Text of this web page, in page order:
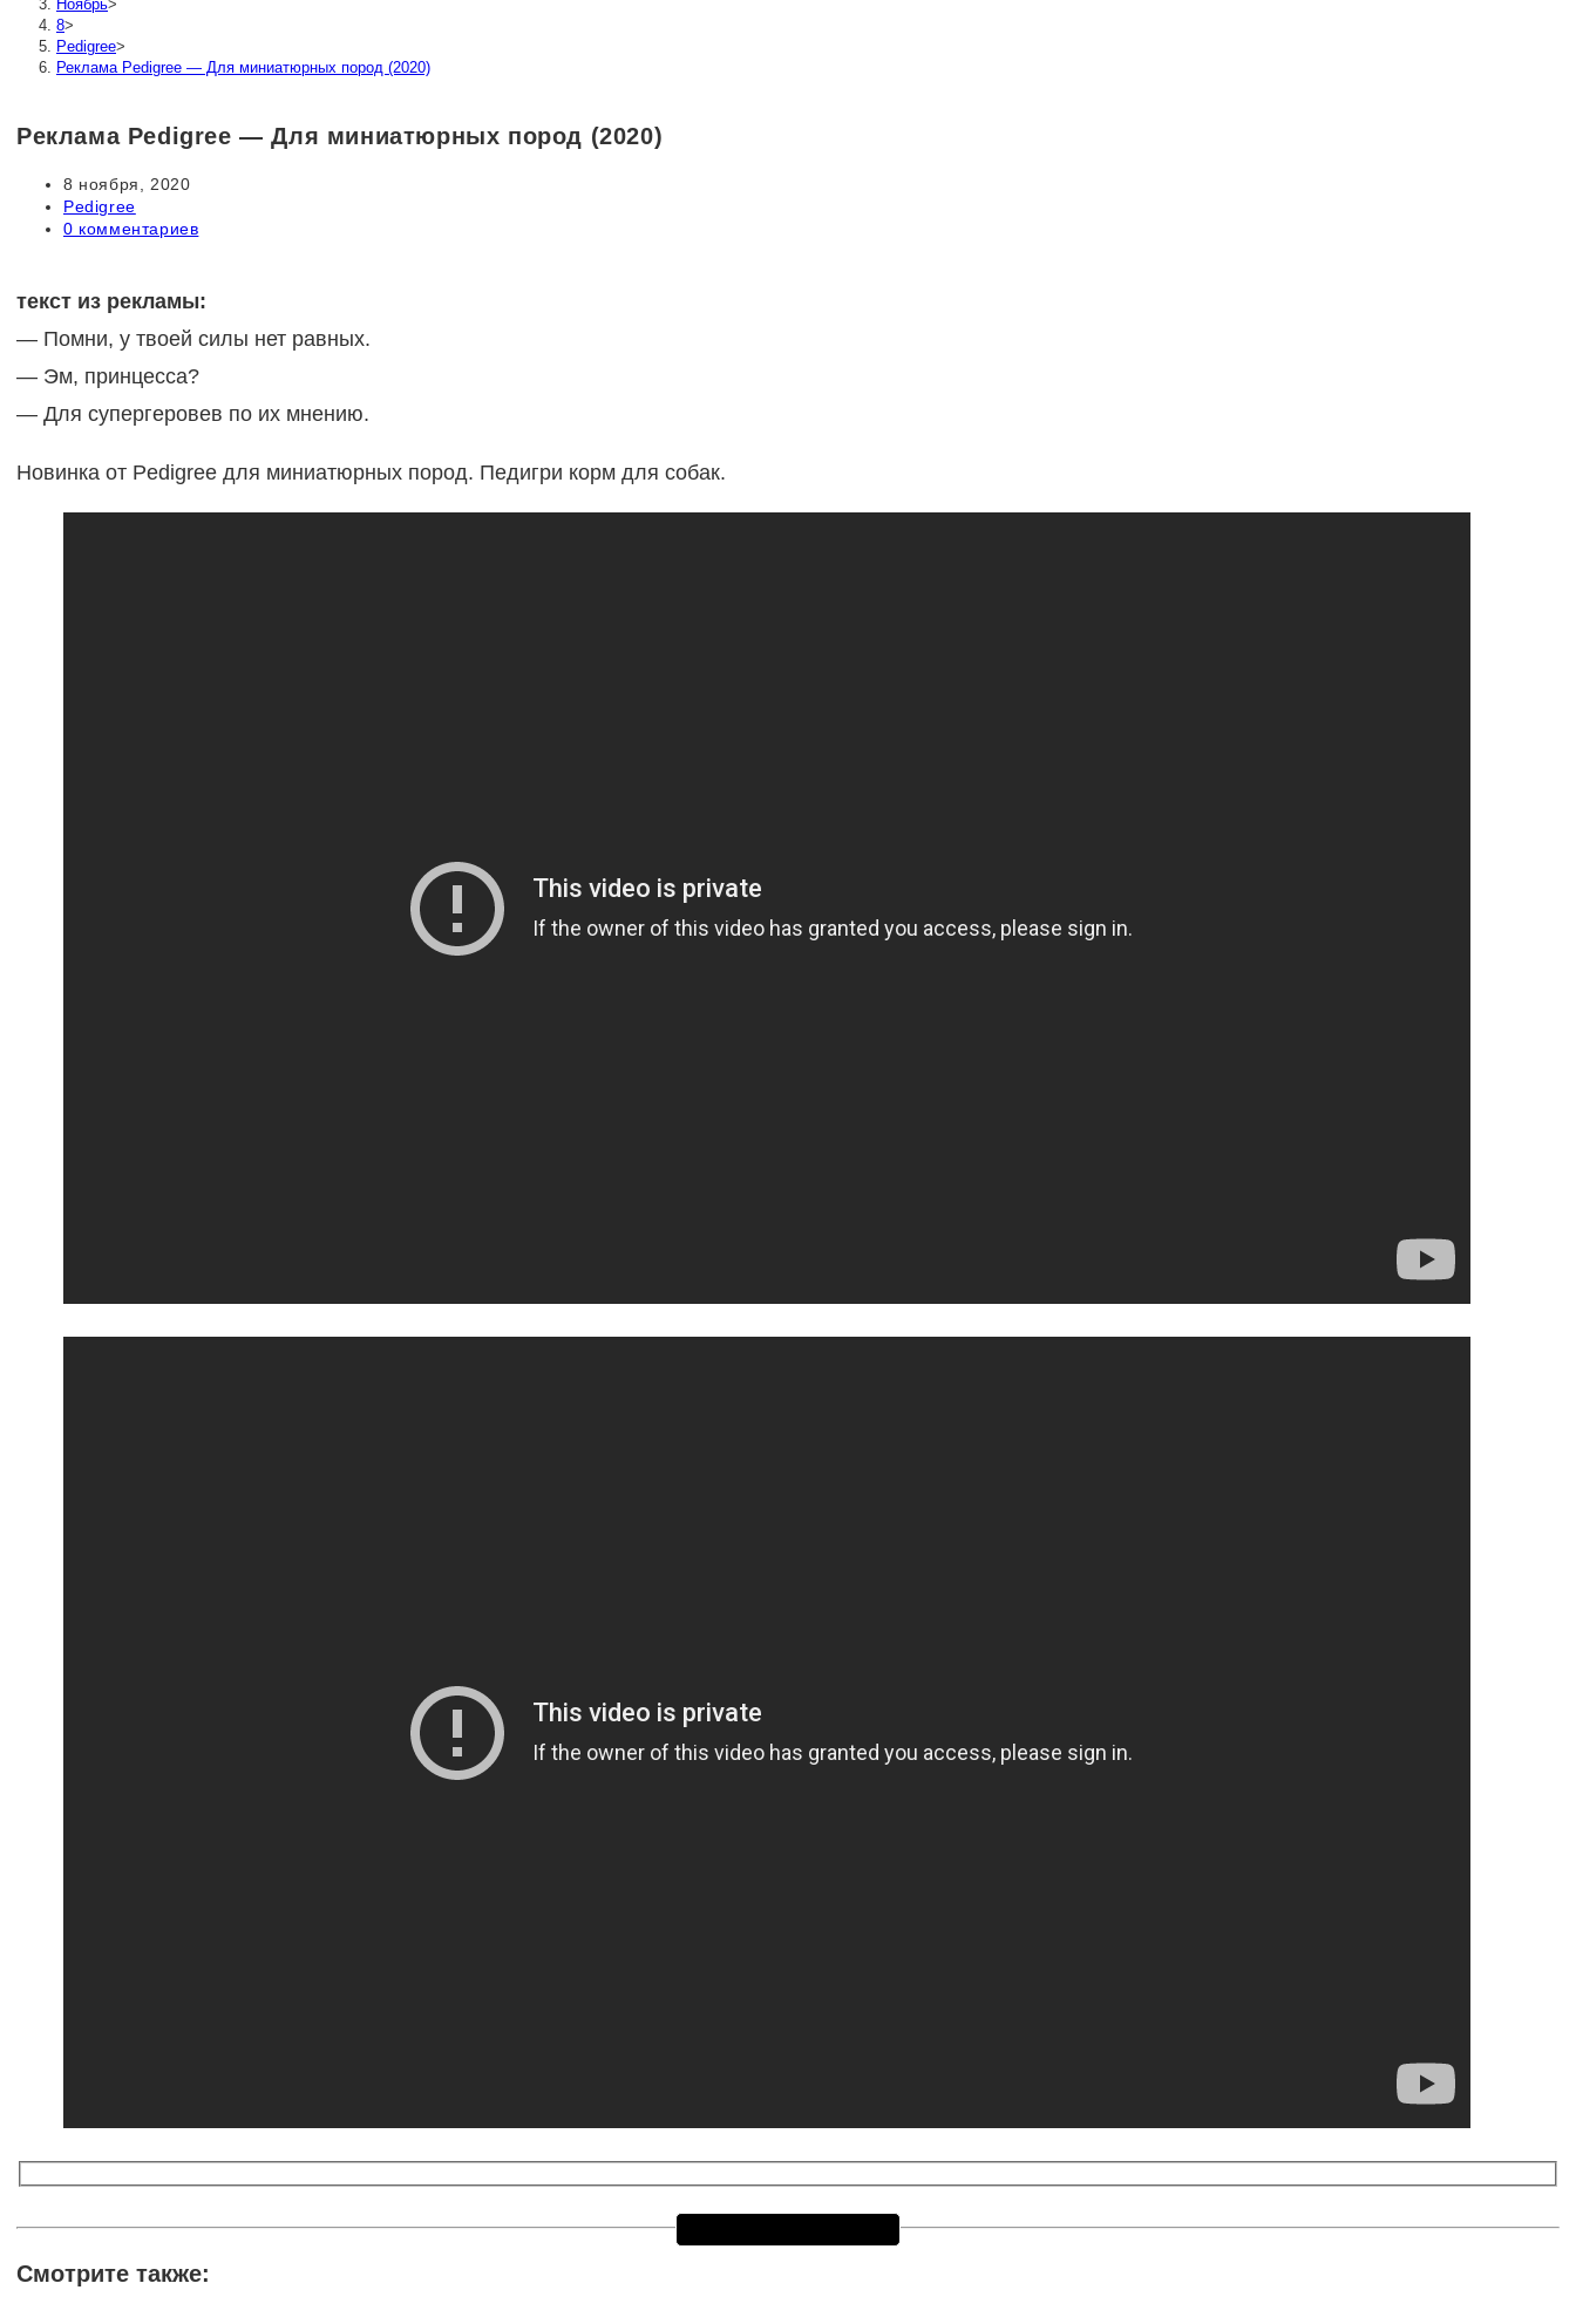
Ноябрь>
8>
Pedigree>
Реклама Pedigree — Для миниатюрных пород (2020)
Реклама Pedigree — Для миниатюрных пород (2020)
Запись
опубликована:
8 ноября, 2020
Рубрика
записи:
Pedigree
Комментарии
0 комментариев
текст из рекламы:
— Помни, у твоей силы нет равных.
— Эм, принцесса?
— Для супергеровев по их мнению.
Новинка от Pedigree для миниатюрных пород. Педигри корм для собак.
Смотрите также: